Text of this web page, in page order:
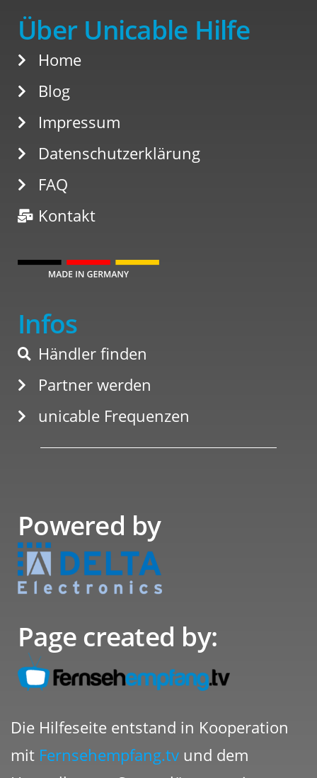
Über Unicable Hilfe
Home
Blog
Impressum
Datenschutzerklärung
FAQ
Kontakt
Infos
Händler finden
Partner werden
unicable Frequenzen
Powered by
Page created by:
Die Hilfeseite entstand in Kooperation
mit Fernsehempfang.tv und dem